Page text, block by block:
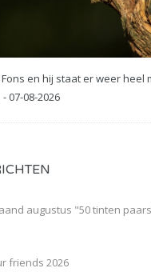
en hij staat er weer heel
07-08-2026
augustus "50 tinten
friends 2026